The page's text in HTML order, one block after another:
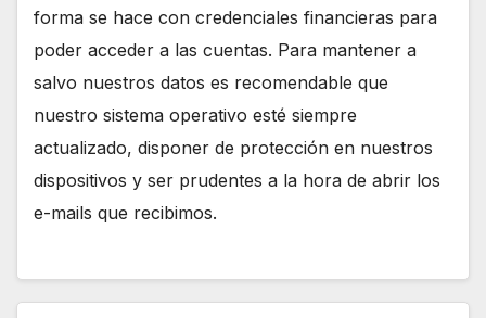
forma se hace con credenciales financieras para
poder acceder a las cuentas. Para mantener a
salvo nuestros datos es recomendable que
nuestro sistema operativo esté siempre
actualizado, disponer de protección en nuestros
dispositivos y ser prudentes a la hora de abrir los
e-mails que recibimos.